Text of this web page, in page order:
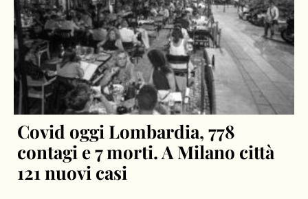
Covid oggi Lombardia, 778
contagi e 7 morti. A Milano città
121 nuovi casi